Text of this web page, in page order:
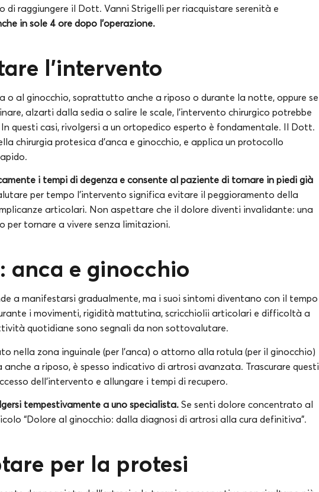
raggiungere il Dott. Vanni Strigelli per riacquistare serenità e
in sole 4 ore dopo l’operazione.
l’intervento
o al ginocchio, soprattutto anche a riposo o durante la notte, oppure se
alzarti dalla sedia o salire le scale, l’intervento chirurgico potrebbe
questi casi, rivolgersi a un ortopedico esperto è fondamentale. Il Dott.
chirurgia protesica d’anca e ginocchio, e applica un protocollo
i tempi di degenza e consente al paziente di tornare in piedi già
per tempo l’intervento significa evitare il peggioramento della
articolari. Non aspettare che il dolore diventi invalidante: una
per tornare a vivere senza limitazioni.
anca e ginocchio
a manifestarsi gradualmente, ma i suoi sintomi diventano con il tempo
i movimenti, rigidità mattutina, scricchiolii articolari e difficoltà a
quotidiane sono segnali da non sottovalutare.
nella zona inguinale (per l’anca) o attorno alla rotula (per il ginocchio)
a riposo, è spesso indicativo di artrosi avanzata. Trascurare questi
dell’intervento e allungare i tempi di recupero.
tempestivamente a uno specialista. Se senti dolore concentrato al
“Dolore al ginocchio: dalla diagnosi di artrosi alla cura definitiva”.
per la protesi